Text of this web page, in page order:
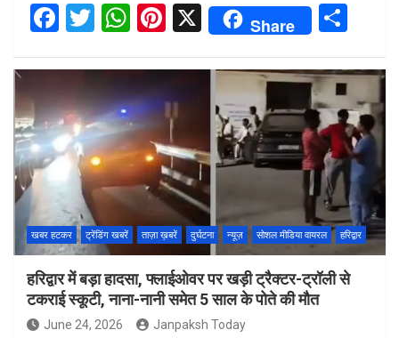
F
ce
b
o
o
k
T
tt
er
W
at
s
A
p
p
Pi
er
es
t
X Share
ar
e
खबर हटकर ट्रेंडिंग खबरें ताज़ा ख़बरें दुर्घटना न्यूज़ सोशल मीडिया वायरल हरिद्वार
हरिद्वार में बड़ा हादसा, फ्लाईओवर पर खड़ी ट्रैक्टर-ट्रॉली से
टकराई स्कूटी, नाना-नानी समेत 5 साल के पोते की मौत
June 24, 2026 Janpaksh Today